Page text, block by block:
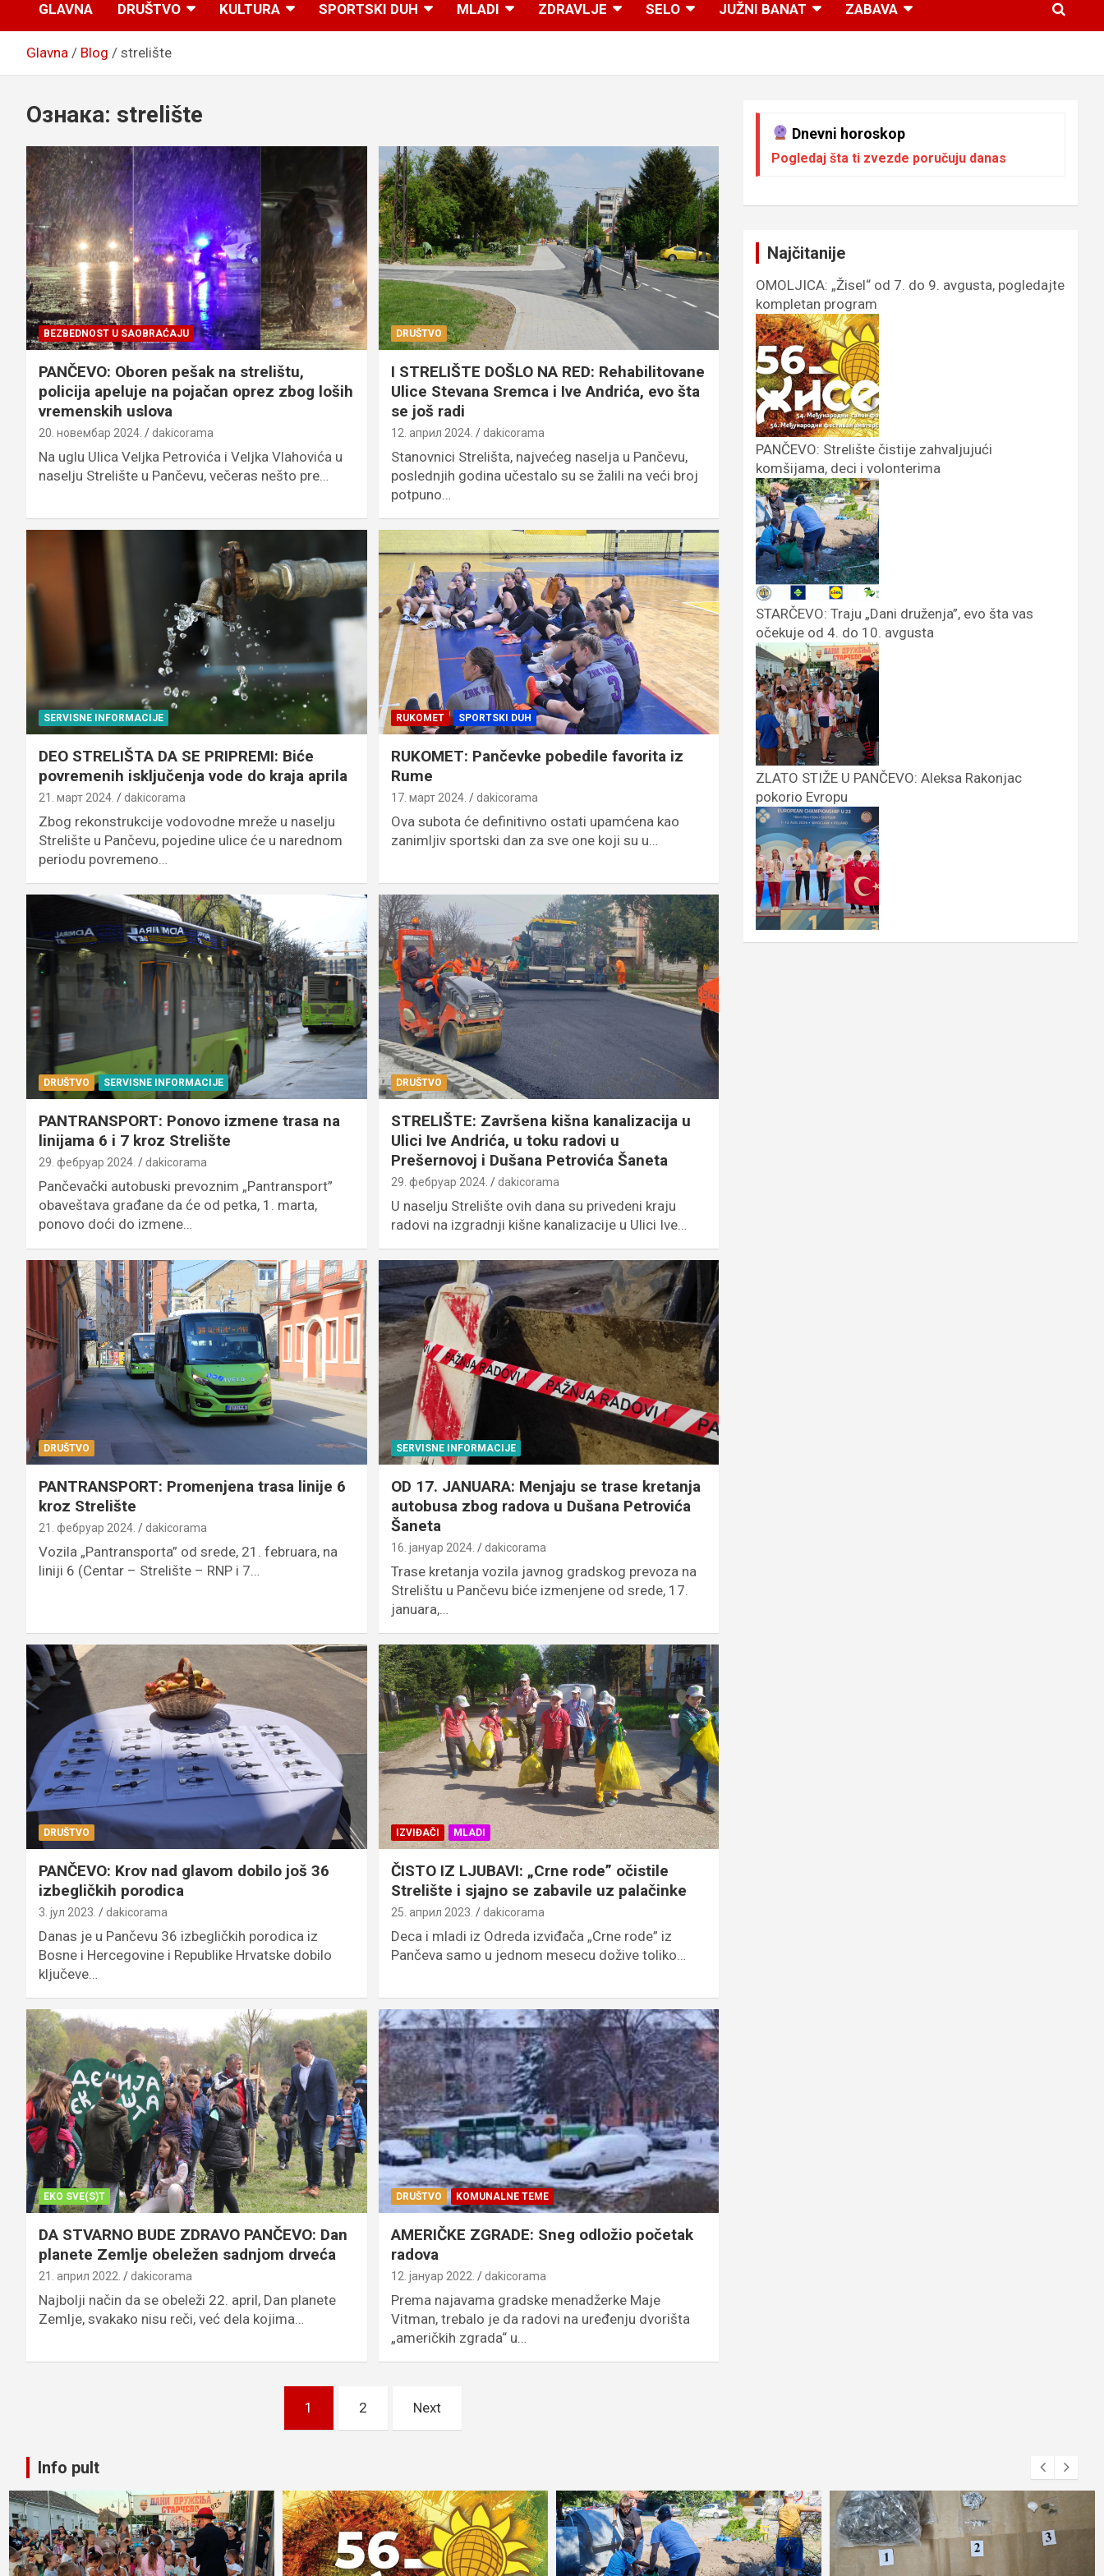
GLAVNA DRUŠTVO KULTURA SPORTSKI DUH MLADI ZDRAVLJE SELO JUŽNI BANAT ZABAVA
Glavna Blog strelište
Ознака: strelište
BEZBEDNOST U SAOBRAĆAJU
PANČEVO: Oboren pešak na strelištu,
policija apeluje na pojačan oprez zbog loših
vremenskih uslova
20. новембар 2024. dakicorama
Na uglu Ulica Veljka Petrovića i Veljka Vlahovića u
naselju Strelište u Pančevu, večeras nešto pre…
DRUŠTVO
I STRELIŠTE DOŠLO NA RED: Rehabilitovane
Ulice Stevana Sremca i Ive Andrića, evo šta
se još radi
12. април 2024. dakicorama
Stanovnici Strelišta, najvećeg naselja u Pančevu,
poslednjih godina učestalo su se žalili na veći broj
potpuno…
SERVISNE INFORMACIJE
DEO STRELIŠTA DA SE PRIPREMI: Biće
povremenih isključenja vode do kraja aprila
21. март 2024. dakicorama
Zbog rekonstrukcije vodovodne mreže u naselju
Strelište u Pančevu, pojedine ulice će u narednom
periodu povremeno…
RUKOMET SPORTSKI DUH
RUKOMET: Pančevke pobedile favorita iz
Rume
17. март 2024. dakicorama
Ova subota će definitivno ostati upamćena kao
zanimljiv sportski dan za sve one koji su u…
DRUŠTVO SERVISNE INFORMACIJE
PANTRANSPORT: Ponovo izmene trasa na
linijama 6 i 7 kroz Strelište
29. фебруар 2024. dakicorama
Pančevački autobuski prevoznim „Pantransport”
obaveštava građane da će od petka, 1. marta,
ponovo doći do izmene…
DRUŠTVO
STRELIŠTE: Završena kišna kanalizacija u
Ulici Ive Andrića, u toku radovi u
Prešernovoj i Dušana Petrovića Šaneta
29. фебруар 2024. dakicorama
U naselju Strelište ovih dana su privedeni kraju
radovi na izgradnji kišne kanalizacije u Ulici Ive…
DRUŠTVO
PANTRANSPORT: Promenjena trasa linije 6
kroz Strelište
21. фебруар 2024. dakicorama
Vozila „Pantransporta” od srede, 21. februara, na
liniji 6 (Centar – Strelište – RNP i 7…
SERVISNE INFORMACIJE
OD 17. JANUARA: Menjaju se trase kretanja
autobusa zbog radova u Dušana Petrovića
Šaneta
16. јануар 2024. dakicorama
Trase kretanja vozila javnog gradskog prevoza na
Strelištu u Pančevu biće izmenjene od srede, 17.
januara,…
DRUŠTVO
PANČEVO: Krov nad glavom dobilo još 36
izbegličkih porodica
3. јул 2023. dakicorama
Danas je u Pančevu 36 izbegličkih porodica iz
Bosne i Hercegovine i Republike Hrvatske dobilo
ključeve…
IZVIĐAČI MLADI
ČISTO IZ LJUBAVI: „Crne rode” očistile
Strelište i sjajno se zabavile uz palačinke
25. април 2023. dakicorama
Deca i mladi iz Odreda izviđača „Crne rode” iz
Pančeva samo u jednom mesecu dožive toliko…
EKO SVE(S)T
DA STVARNO BUDE ZDRAVO PANČEVO: Dan
planete Zemlje obeležen sadnjom drveća
21. април 2022. dakicorama
Najbolji način da se obeleži 22. april, Dan planete
Zemlje, svakako nisu reči, već dela kojima…
DRUŠTVO KOMUNALNE TEME
AMERIČKE ZGRADE: Sneg odložio početak
radova
12. јануар 2022. dakicorama
Prema najavama gradske menadžerke Maje
Vitman, trebalo je da radovi na uređenju dvorišta
„američkih zgrada“ u…
1 2 Next
Dnevni horoskop
Pogledaj šta ti zvezde poručuju danas
Najčitanije
OMOLJICA: „Žisel“ od 7. do 9. avgusta, pogledajte
kompletan program
PANČEVO: Strelište čistije zahvaljujući
komšijama, deci i volonterima
STARČEVO: Traju „Dani druženja”, evo šta vas
očekuje od 4. do 10. avgusta
ZLATO STIŽE U PANČEVO: Aleksa Rakonjac
pokorio Evropu
Info pult